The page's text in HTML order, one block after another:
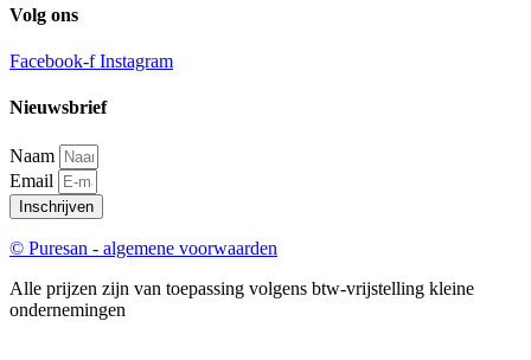
Volg ons
Facebook-f Instagram
Nieuwsbrief
Naam
Email
Inschrijven
© Puresan - algemene voorwaarden
Alle prijzen zijn van toepassing volgens btw-vrijstelling kleine
ondernemingen